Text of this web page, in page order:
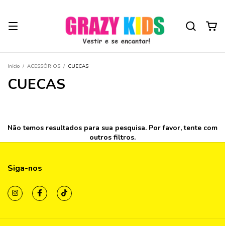
Início / ACESSÓRIOS / CUECAS
CUECAS
Não temos resultados para sua pesquisa. Por favor, tente com
outros filtros.
Siga-nos